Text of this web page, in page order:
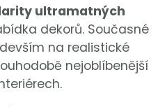
ultramatných
dekorů. Současné
na realistické
nejoblíbenější